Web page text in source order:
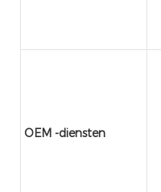
OEM -diensten